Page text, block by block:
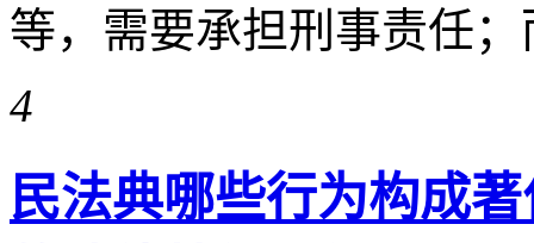
等，需要承担刑事责任
4
民法典哪些行为构成